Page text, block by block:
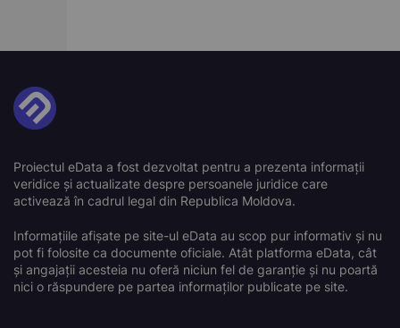
Proiectul eData a fost dezvoltat pentru a prezenta informații
veridice și actualizate despre persoanele juridice care
activează în cadrul legal din Republica Moldova.
Informațiile afișate pe site-ul eData au scop pur informativ și nu
pot fi folosite ca documente oficiale. Atât platforma eData, cât
și angajații acesteia nu oferă niciun fel de garanție și nu poartă
nici o răspundere pe partea informaților publicate pe site.